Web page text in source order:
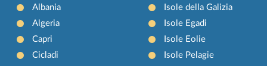
Albania
Algeria
Capri
Cicladi
Isole della Galizia
Isole Egadi
Isole Eolie
Isole Pelagie